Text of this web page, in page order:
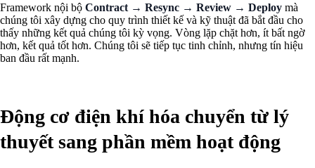
Framework nội bộ Contract → Resync → Review → Deploy mà
chúng tôi xây dựng cho quy trình thiết kế và kỹ thuật đã bắt đầu cho
thấy những kết quả chúng tôi kỳ vọng. Vòng lặp chặt hơn, ít bất ngờ
hơn, kết quả tốt hơn. Chúng tôi sẽ tiếp tục tinh chỉnh, nhưng tín hiệu
ban đầu rất mạnh.
Động cơ điện khí hóa chuyển từ lý
thuyết sang phần mềm hoạt động